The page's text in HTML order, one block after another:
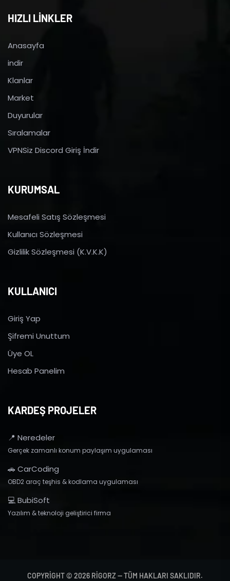
HIZLI LİNKLER
Anasayfa
indir
Klanlar
Market
Duyurular
Sıralamalar
VPNSiz Discord Giriş İndir
KURUMSAL
Mesafeli Satış Sözleşmesi
Kullanıcı Sözleşmesi
Gizlilik Sözleşmesi (K.V.K.K)
KULLANICI
Giriş Yap
Şifremi Unuttum
Üye OL
Hesab Panelim
KARDEŞ PROJELER
📍 Neredeler
Gerçek zamanlı konum paylaşım uygulaması
🚗 CarCoding
OBD2 araç teşhis & kodlama uygulaması
💻 BubiSoft
Yazılım & teknoloji geliştirici firma
COPYRIGHT © 2026 RIGORZ — TÜM HAKLARI SAKLIDIR.